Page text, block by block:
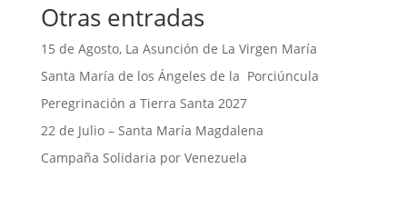
Otras entradas
15 de Agosto, La Asunción de La Virgen María
Santa María de los Ángeles de la Porciúncula
Peregrinación a Tierra Santa 2027
22 de Julio – Santa María Magdalena
Campaña Solidaria por Venezuela